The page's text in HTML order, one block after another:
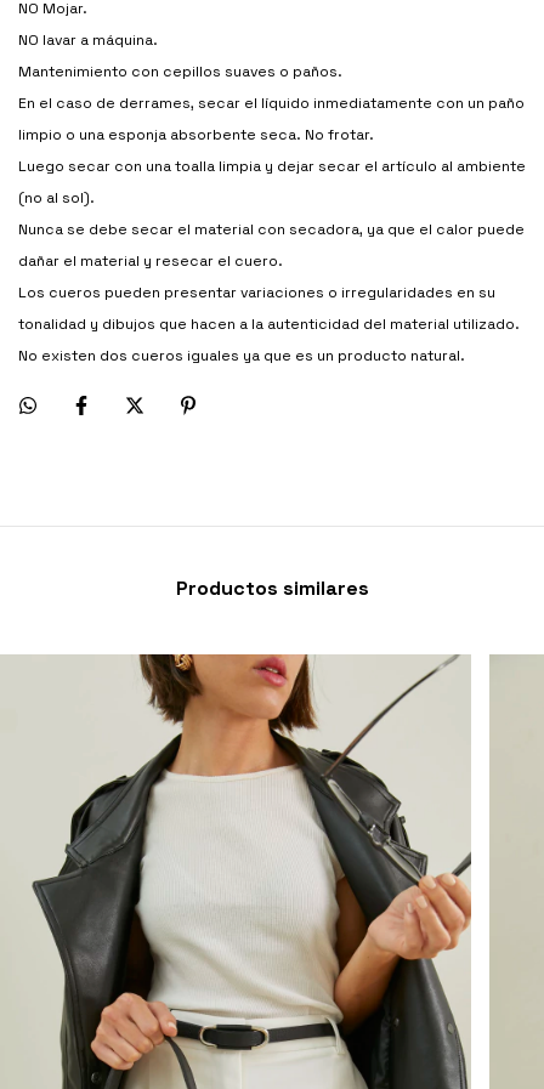
NO Mojar.
NO lavar a máquina.
Mantenimiento con cepillos suaves o paños.
En el caso de derrames, secar el líquido inmediatamente con un paño
limpio o una esponja absorbente seca. No frotar.
Luego secar con una toalla limpia y dejar secar el artículo al ambiente
(no al sol).
Nunca se debe secar el material con secadora, ya que el calor puede
dañar el material y resecar el cuero.
Los cueros pueden presentar variaciones o irregularidades en su
tonalidad y dibujos que hacen a la autenticidad del material utilizado.
No existen dos cueros iguales ya que es un producto natural.
Productos similares